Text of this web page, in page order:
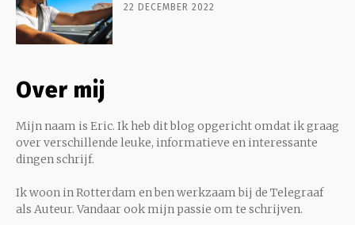
22 DECEMBER 2022
Over mij
Mijn naam is Eric. Ik heb dit blog opgericht omdat ik graag
over verschillende leuke, informatieve en interessante
dingen schrijf.
Ik woon in Rotterdam en ben werkzaam bij de Telegraaf
als Auteur. Vandaar ook mijn passie om te schrijven.